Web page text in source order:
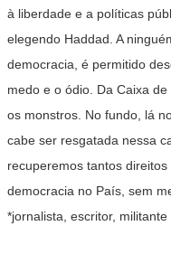
à liberdade e a políticas
elegendo Haddad. A
democracia, é permitido
medo e o ódio. Da Caixa
os monstros. No fundo, lá
cabe ser resgatada nessa
recuperemos tantos
democracia no País, sem
*jornalista, escritor,